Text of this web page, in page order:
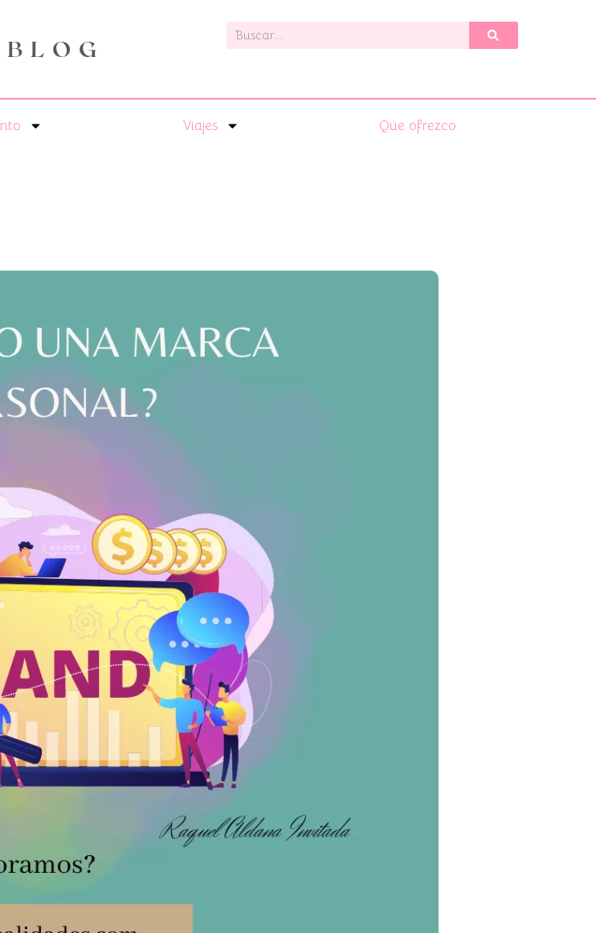
BLOG
Buscar
Viajes Que ofrezco